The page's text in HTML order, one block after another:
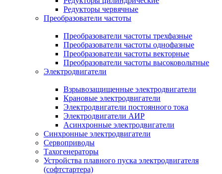
Редукторы червячные
Преобразователи частоты
Преобразователи частоты трехфазные
Преобразователи частоты однофазные
Преобразователи частоты векторные
Преобразователи частоты высоковольтные
Электродвигатели
Взрывозащищенные электродвигатели
Крановые электродвигатели
Электродвигатели постоянного тока
Электродвигатели АИР
Асинхронные электродвигатели
Синхронные электродвигатели
Сервоприводы
Тахогенераторы
Устройства плавного пуска электродвигателя
(софтстартера)